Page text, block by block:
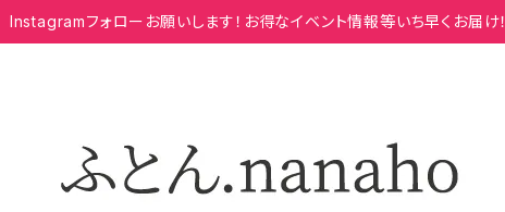
Instagramフォローお願いします！お得なイベント情報等いち早くお届け！